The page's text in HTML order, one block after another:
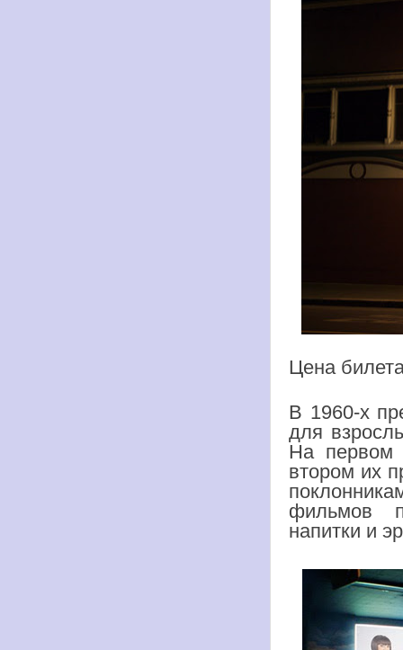
Цена
В 1960-х
для
На первом
втором их
фильмов
напитки и